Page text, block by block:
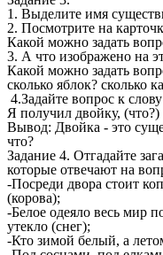
1. Выделите имя
2. Посмотрите на
Какой можно задать
3. А что изображено на
Какой можно задать
сколько яблок? сколько
4.Задайте вопрос к
Я получил двойку, (что?)
Вывод: Двойка - это
что?
Задание 4. Отгадайте
которые отвечают на
-Посреди двора стоит
(корова);
-Белое одеяло весь мир
утекло (снег);
-Кто зимой белый, а